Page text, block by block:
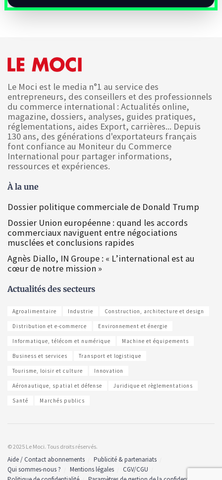
Le Moci est le media n°1 au service des
entrepreneurs, des conseillers et des professionnels
du commerce international : Actualités online,
magazine, dossiers, analyses, guides pratiques,
réglementations, aides Export, carrières... Depuis
130 ans, des générations d'exportateurs français
font confiance au Moniteur du Commerce
International pour partager informations,
ressources et expériences.
À la une
Dossier politique commerciale de Donald Trump
Dossier Union européenne : quand les accords
commerciaux naviguent entre négociations
musclées et conclusions rapides
Agnès Diallo, IN Groupe : « L’international est au
cœur de notre mission »
Actualités des secteurs
Agroalimentaire Industrie Construction, architecture et design
Distribution et e-commerce Environnement et énergie
Informatique, télécom et numérique Machine et équipements
Business et services Transport et logistique
Tourisme, loisir et culture Innovation
Aéronautique, spatial et défense Juridique et règlementations
Santé Marchés publics
© 2025 Le Moci. Tous droits réservés.
Aide / Contact abonnements
Publicité & partenariats
Qui sommes-nous ?
Mentions légales
CGV/CGU